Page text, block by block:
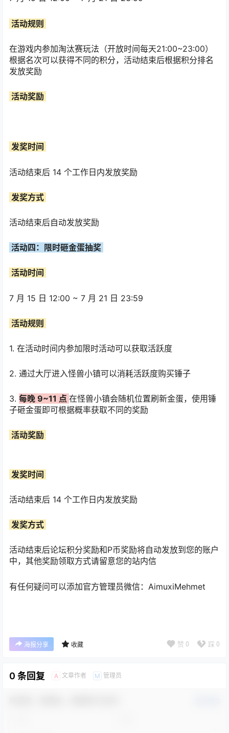
活动规则
在游戏内参加淘汰赛玩法（开放时间每天21:00~23:00）
根据名次可以获得不同的积分，活动结束后根据积分排名
发放奖励
活动奖励
发奖时间
活动结束后 14 个工作日内发放奖励
发奖方式
活动结束后自动发放奖励
活动四：限时砸金蛋抽奖
活动时间
7 月 15 日 12:00 ~ 7 月 21 日 23:59
活动规则
1. 在活动时间内参加限时活动可以获取活跃度
2. 通过大厅进入怪兽小镇可以消耗活跃度购买锤子
3. 每晚 9~11 点 在怪兽小镇会随机位置刷新金蛋，使用锤
子砸金蛋即可根据概率获取不同的奖励
活动奖励
发奖时间
活动结束后 14 个工作日内发放奖励
发奖方式
活动结束后论坛积分奖励和P币奖励将自动发放到您的账户
中，其他奖励领取方式请留意您的站内信
有任何疑问可以添加官方管理员微信：AimuxiMehmet
海报分享 收藏 赞 0 踩 0
0 条回复 A 文章作者 M 管理员